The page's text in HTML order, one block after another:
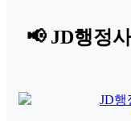
📢 JD행정